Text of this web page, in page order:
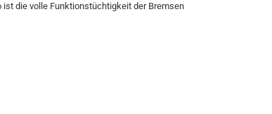
die volle Funktionstüchtigkeit der Bremsen